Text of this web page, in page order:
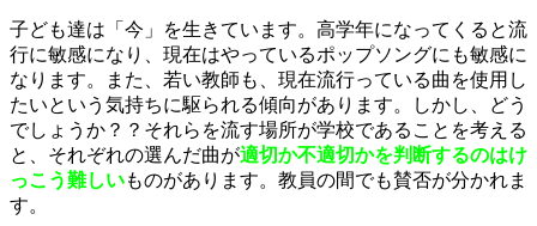
子ども達は「今」を生きています。高学年になってくると流
行に敏感になり、現在はやっているポップソングにも敏感に
なります。また、若い教師も、現在流行っている曲を使用し
たいという気持ちに駆られる傾向があります。しかし、どう
でしょうか？？それらを流す場所が学校であることを考える
と、それぞれの選んだ曲が適切か不適切かを判断するのはけ
っこう難しいものがあります。教員の間でも賛否が分かれま
す。